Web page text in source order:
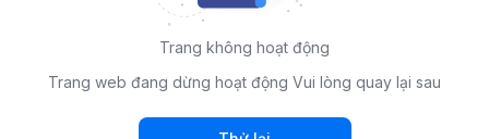
Trang không hoạt động
Trang web đang dừng hoạt động Vui lòng quay lại sau